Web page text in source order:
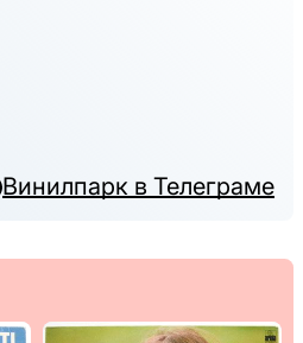
Винилпарк в Телеграме